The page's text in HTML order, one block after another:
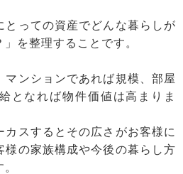
とっての資産でどんな暮らしが
を整理することです。
マンションであれば規模、部屋
となれば物件価値は高まりま
カスするとその広さがお客様に
様の家族構成や今後の暮らし方